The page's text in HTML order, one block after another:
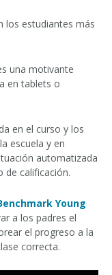
los estudiantes más
una motivante
en tablets o
en el curso y los
escuela y en
automatizada
de calificación.
Young
a los padres el
el progreso a la
correcta.